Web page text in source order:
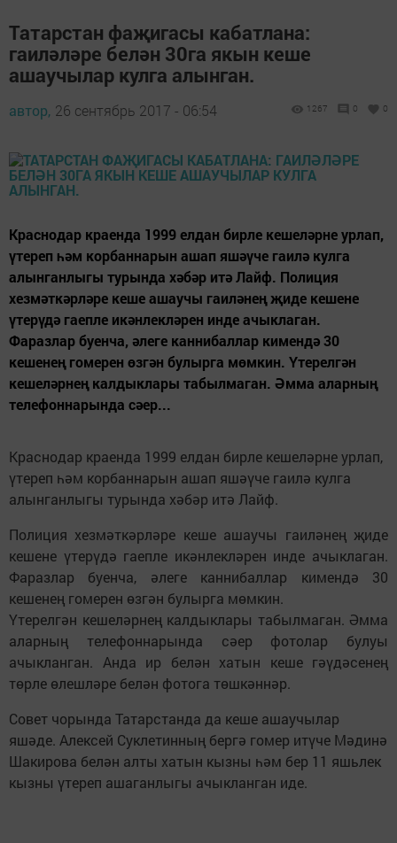
Татарстан фаҗигасы кабатлана:
гаиләләре белән 30га якын кеше
ашаучылар кулга алынган.
автор, 26 сентябрь 2017 - 06:54 1267 0 0
Краснодар краенда 1999 елдан бирле кешеләрне урлап,
үтереп һәм корбаннарын ашап яшәүче гаилә кулга
алынганлыгы турында хәбәр итә Лайф. Полиция
хезмәткәрләре кеше ашаучы гаиләнең җиде кешене
үтерүдә гаепле икәнлекләрен инде ачыклаган.
Фаразлар буенча, әлеге каннибаллар кимендә 30
кешенең гомерен өзгән булырга мөмкин. Үтерелгән
кешеләрнең калдыклары табылмаган. Әмма аларның
телефоннарында сәер...
Краснодар краенда 1999 елдан бирле кешеләрне урлап,
үтереп һәм корбаннарын ашап яшәүче гаилә кулга
алынганлыгы турында хәбәр итә Лайф.
Полиция хезмәткәрләре кеше ашаучы гаиләнең җиде
кешене үтерүдә гаепле икәнлекләрен инде ачыклаган.
Фаразлар буенча, әлеге каннибаллар кимендә 30
кешенең гомерен өзгән булырга мөмкин.
Үтерелгән кешеләрнең калдыклары табылмаган. Әмма
аларның телефоннарында сәер фотолар булуы
ачыкланган. Анда ир белән хатын кеше гәүдәсенең
төрле өлешләре белән фотога төшкәннәр.
Совет чорында Татарстанда да кеше ашаучылар
яшәде. Алексей Суклетинның бергә гомер итүче Мәдинә
Шакирова белән алты хатын кызны һәм бер 11 яшьлек
кызны үтереп ашаганлыгы ачыкланган иде.